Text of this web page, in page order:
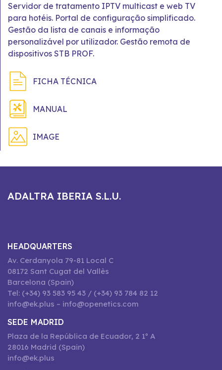
Servidor de tratamento IPTV multicast e web TV
para hotéis. Portal de configuração simplificado.
Gestão da lista de canais e informação
personalizável por utilizador. Gestão remota de
dispositivos STB PROF.
FICHA TÉCNICA
MANUAL
IMAGE
ADALTRA IBERIA S.L.U.
HEADQUARTERS
Av. Cerdanyola 79-81 Local C
08172 Sant Cugat del Vallès
Barcelona (Spain)
Tel: (+34) 93 583 95 43 / (+34) 93 784 82 12
info@ek.plus – info@openetics.com
SEDE MADRID
Plaza de la República de Ecuador, 2 1º A
28016 Madrid (Spain)
info@ek.plus